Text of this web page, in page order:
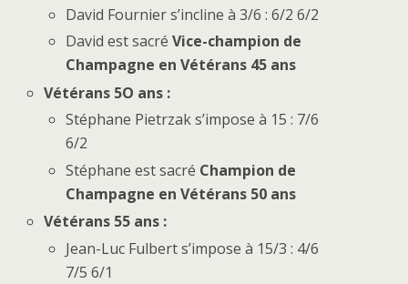
David Fournier s’incline à 3/6 : 6/2 6/2
David est sacréVice-champion de
Champagne en Vétérans 45 ans
Vétérans 5O ans :
Stéphane Pietrzak s’impose à 15 : 7/6
6/2
Stéphane est sacré Champion de
Champagne en Vétérans 50 ans
Vétérans 55 ans :
Jean-Luc Fulbert s’impose à 15/3 : 4/6
7/5 6/1